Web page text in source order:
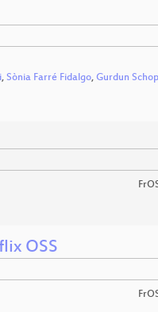
, Sònia Farré Fidalgo, Gurdun
OSS